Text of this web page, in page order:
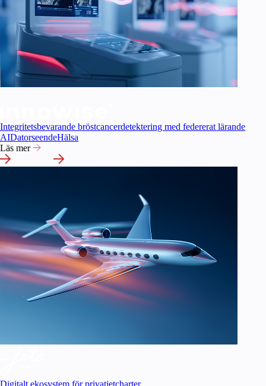
Integritetsbevarande bröstcancerdetektering med federerat lärande
AIDatorseendeHälsa
Läs mer
Digitalt ekosystem för privatjetcharter